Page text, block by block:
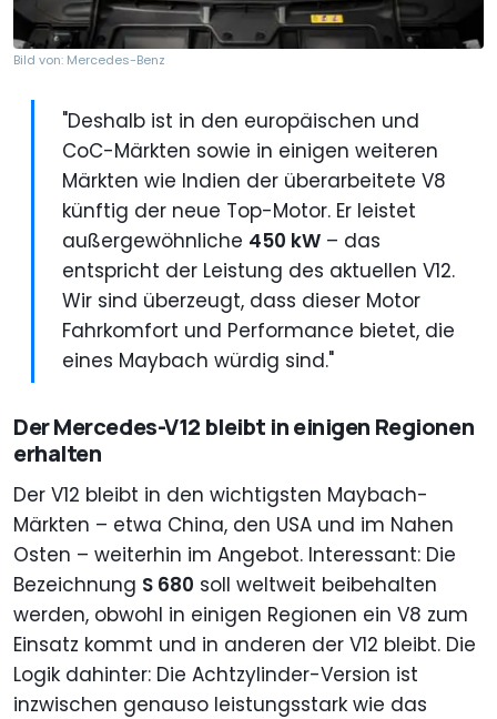
Bild von: Mercedes-Benz
"Deshalb ist in den europäischen und
CoC-Märkten sowie in einigen weiteren
Märkten wie Indien der überarbeitete V8
künftig der neue Top-Motor. Er leistet
außergewöhnliche 450 kW – das
entspricht der Leistung des aktuellen V12.
Wir sind überzeugt, dass dieser Motor
Fahrkomfort und Performance bietet, die
eines Maybach würdig sind."
Der Mercedes-V12 bleibt in einigen Regionen
erhalten
Der V12 bleibt in den wichtigsten Maybach-
Märkten – etwa China, den USA und im Nahen
Osten – weiterhin im Angebot. Interessant: Die
Bezeichnung S 680 soll weltweit beibehalten
werden, obwohl in einigen Regionen ein V8 zum
Einsatz kommt und in anderen der V12 bleibt. Die
Logik dahinter: Die Achtzylinder-Version ist
inzwischen genauso leistungsstark wie das